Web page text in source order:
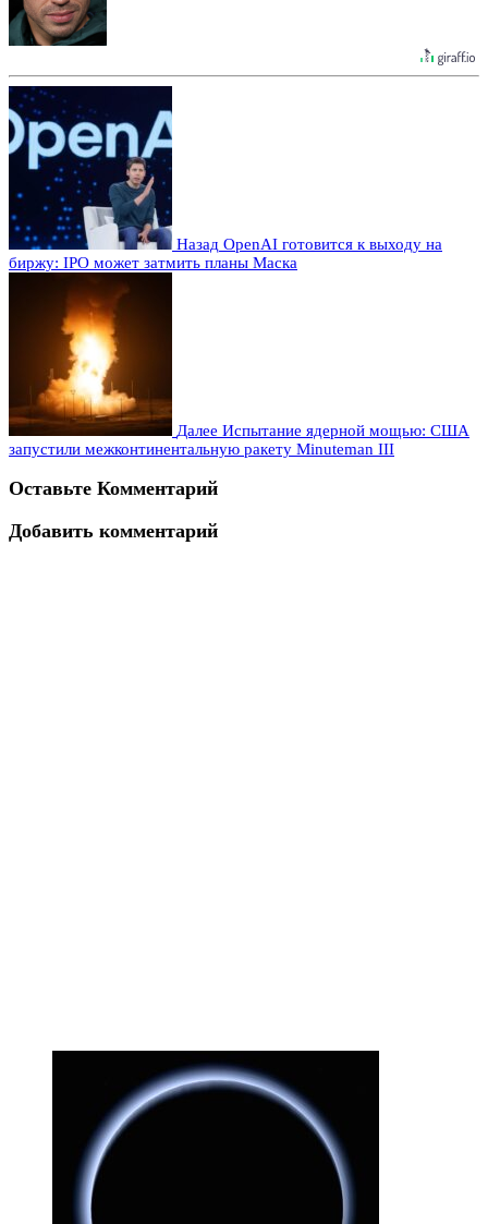
Назад OpenAI готовится к выходу на
биржу: IPO может затмить планы Маска
Далее Испытание ядерной мощью: США
запустили межконтинентальную ракету Minuteman III
Оставьте Комментарий
Добавить комментарий